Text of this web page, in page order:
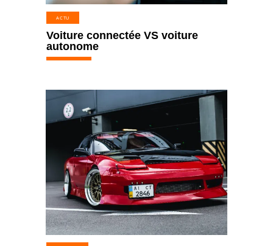
ACTU
Voiture connectée VS voiture
autonome